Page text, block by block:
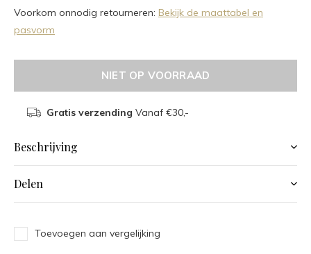
Voorkom onnodig retourneren: Bekijk de maattabel en
pasvorm
NIET OP VOORRAAD
Gratis verzending Vanaf €30,-
Beschrijving
Delen
Toevoegen aan vergelijking